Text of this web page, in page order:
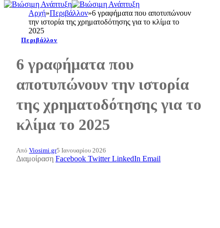
Αρχή»Περιβάλλον»6 γραφήματα που αποτυπώνουν
την ιστορία της χρηματοδότησης για το κλίμα το
2025
Περιβάλλον
6 γραφήματα που
αποτυπώνουν την ιστορία
της χρηματοδότησης για το
κλίμα το 2025
Από Viosimi.gr5 Ιανουαρίου 2026
Διαμοίραση Facebook Twitter LinkedIn Email